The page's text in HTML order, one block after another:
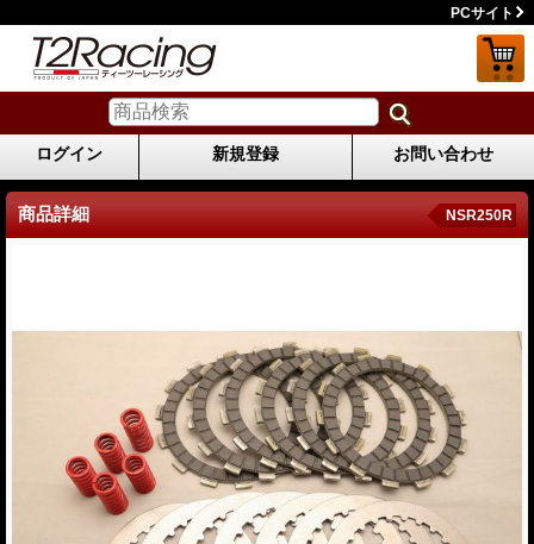
PCサイト
ログイン 新規登録 お問い合わせ
商品詳細 NSR250R